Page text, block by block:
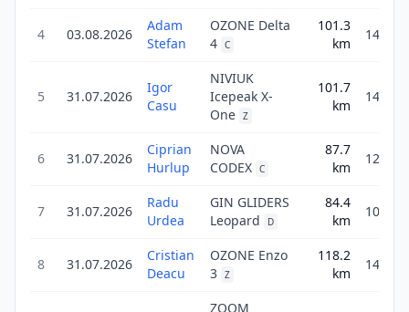
4 03.08.2026
Adam
Stefan
OZONE Delta
4 C
101.3
km
141.9
5 31.07.2026
Igor
Casu
NIVIUK
Icepeak X-
One Z
101.7
km
142.4
6 31.07.2026
Ciprian
Hurlup
NOVA
CODEX C
87.7
km
122.8
7 31.07.2026
Radu
Urdea
GIN GLIDERS
Leopard
D
84.4
km
101.3
8 31.07.2026
Cristian
Deacu
OZONE Enzo
3 Z
118.2
km
141.8
ZOOM